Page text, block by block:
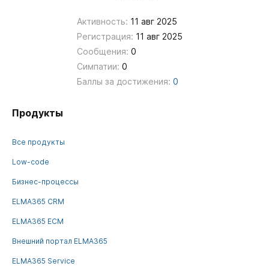
Активность: 11 авг 2025
Регистрация: 11 авг 2025
Сообщения: 0
Симпатии: 0
Баллы за достижения: 0
Продукты
Все продукты
Low-code
Бизнес-процессы
ELMA365 CRM
ELMA365 ECM
Внешний портал ELMA365
ELMA365 Service